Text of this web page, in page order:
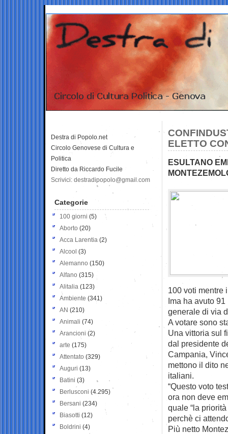
ELETTO
ESULTANO
100 voti mentre
Ima ha avuto
generale di via
A votare sono
Una vittoria sul
dal presidente
Campania,
mettono il dito
italiani.
“Questo voto
ora non deve
quale “la
perchè ci
Più netto
Destra di Popolo.net
Circolo Genovese di Cultura e
Politica
Diretto da Riccardo Fucile
Scrivici: destradipopolo@gmail.com
Categorie
100 giorni (5)
Aborto (20)
Acca Larentia (2)
Alcool (3)
Alemanno (150)
Alfano (315)
Alitalia (123)
Ambiente (341)
AN (210)
Animali (74)
Arancioni (2)
arte (175)
Attentato (329)
Auguri (13)
Batini (3)
Berlusconi (4.295)
Bersani (234)
Biasotti (12)
Boldrini (4)